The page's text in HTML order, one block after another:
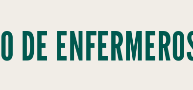
DE